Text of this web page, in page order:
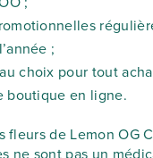
;
choix pour tout
boutique en ligne.
fleurs de Lemon OG
ne sont pas un